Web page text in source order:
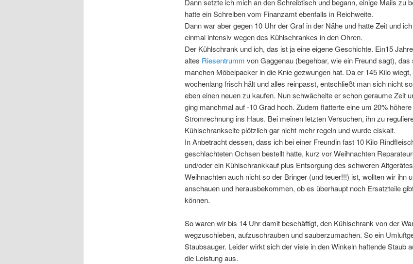
hatte ein Schreiben vom Finanzamt ebenfalls in Reichweite.
Dann war aber gegen 10 Uhr der Graf in der Nähe und hatte Zeit und
einmal intensiv wegen des Kühlschrankes in den Ohren.
Der Kühlschrank und ich, das ist ja eine eigene Geschichte. Ein15 Jahre
altes Riesentrumm von Gaggenau (begehbar, wie ein Freund sagt),
manchen Möbelpacker in die Knie gezwungen hat. Da er 145 Kilo
wochenlang frisch hält und alles reinpasst, entschließt man sich nicht
eben einen neuen zu kaufen. Nun schwächelte er schon geraume Zeit
ging manchmal auf -10 Grad hoch. Zudem flatterte eine um 20%
Stromrechnung ins Haus. Bei meinen letzten Versuchen, ihn zu
Kühlschrankseite plötzlich gar nicht mehr regeln und wurde eiskalt.
In Anbetracht dessen, dass ich bei einer Freundin fast 10 Kilo
geschlachteten Ochsen bestellt hatte, kurz vor Weihnachten
und/oder ein Kühlschrankkauf plus Entsorgung des schweren
Weihnachten auch nicht so der Bringer (und teuer!!!) ist, wollten wir ihn
anschauen und herausbekommen, ob es überhaupt noch Ersatzteile
können.
So waren wir bis 14 Uhr damit beschäftigt, den Kühlschrank von der
wegzuschieben, aufzuschrauben und sauberzumachen. So ein
Staubsauger. Leider wirkt sich der viele in den Winkeln haftende Staub
die Leistung aus.